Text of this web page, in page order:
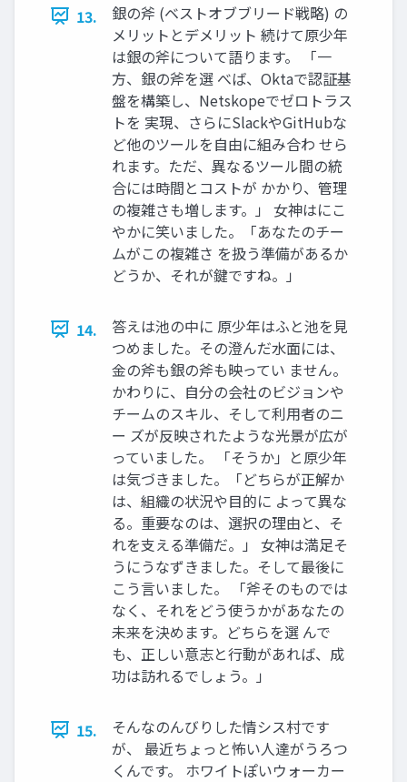
13.
銀の斧 (ベストオブブリード戦略) の
メリットとデメリット 続けて原少年
は銀の斧について語ります。 「一
方、銀の斧を選 べば、Oktaで認証基
盤を構築し、Netskopeでゼロトラス
トを 実現、さらにSlackやGitHubな
ど他のツールを自由に組み合わ せら
れます。ただ、異なるツール間の統
合には時間とコストが かかり、管理
の複雑さも増します。」 女神はにこ
やかに笑いました。「あなたのチー
ムがこの複雑さ を扱う準備があるか
どうか、それが鍵ですね。」
14.
答えは池の中に 原少年はふと池を見
つめました。その澄んだ水面には、
金の斧も銀の斧も映ってい ません。
かわりに、自分の会社のビジョンや
チームのスキル、そして利用者のニ
ー ズが反映されたような光景が広が
っていました。 「そうか」と原少年
は気づきました。「どちらが正解か
は、組織の状況や目的に よって異な
る。重要なのは、選択の理由と、そ
れを支える準備だ。」 女神は満足そ
うにうなずきました。そして最後に
こう言いました。 「斧そのものでは
なく、それをどう使うかがあなたの
未来を決めます。どちらを選 んで
も、正しい意志と行動があれば、成
功は訪れるでしょう。」
15.
そんなのんびりした情シス村です
が、 最近ちょっと怖い人達がうろつ
くんです。 ホワイトぽいウォーカー